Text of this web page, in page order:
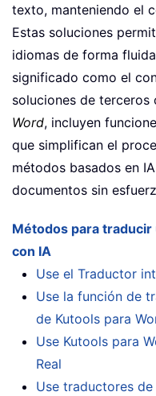
texto, manteniendo el
Estas soluciones
idiomas de forma
significado como el
soluciones de terceros
Word, incluyen
que simplifican el
métodos basados en
documentos sin
Métodos para
con IA
Use el Traductor
Use la función de
de Kutools para
Use Kutools para
Real
Use traductores de